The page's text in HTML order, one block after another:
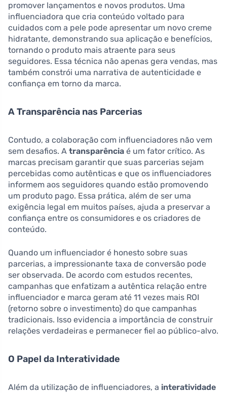
promover lançamentos e novos produtos. Uma
influenciadora que cria conteúdo voltado para
cuidados com a pele pode apresentar um novo creme
hidratante, demonstrando sua aplicação e benefícios,
tornando o produto mais atraente para seus
seguidores. Essa técnica não apenas gera vendas, mas
também constrói uma narrativa de autenticidade e
confiança em torno da marca.
A Transparência nas Parcerias
Contudo, a colaboração com influenciadores não vem
sem desafios. A transparência é um fator crítico. As
marcas precisam garantir que suas parcerias sejam
percebidas como autênticas e que os influenciadores
informem aos seguidores quando estão promovendo
um produto pago. Essa prática, além de ser uma
exigência legal em muitos países, ajuda a preservar a
confiança entre os consumidores e os criadores de
conteúdo.
Quando um influenciador é honesto sobre suas
parcerias, a impressionante taxa de conversão pode
ser observada. De acordo com estudos recentes,
campanhas que enfatizam a autêntica relação entre
influenciador e marca geram até 11 vezes mais ROI
(retorno sobre o investimento) do que campanhas
tradicionais. Isso evidencia a importância de construir
relações verdadeiras e permanecer fiel ao público-alvo.
O Papel da Interatividade
Além da utilização de influenciadores, a interatividade